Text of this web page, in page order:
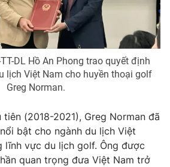
Infographic
Shorts video
VTV Thể thao
Bất động sản
Tấm lòng Việt
DL Hồ An Phong trao quyết định
lịch Việt Nam cho huyền thoại golf
Greg Norman.
(2018-2021), Greg Norman đã
bật cho ngành du lịch Việt
lĩnh vực du lịch golf. Ông được
quan trọng đưa Việt Nam trở